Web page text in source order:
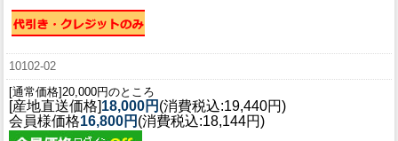
10102-02
[通常価格]20,000円のところ
[産地直送価格]18,000円 (消費税込:19,440円)
会員様価格16,800円 (消費税込:18,144円)